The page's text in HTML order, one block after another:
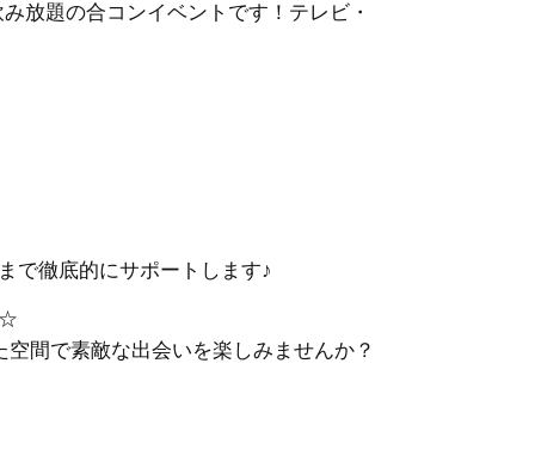
放題の合コンイベントです！テレビ・
で徹底的にサポートします♪
☆
間で素敵な出会いを楽しみませんか？